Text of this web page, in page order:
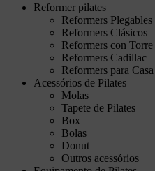
Reformer pilates
Reformers Plegables
Reformers Clásicos
Reformers con Torre
Reformers Cadillac
Reformers para Casa
Acessórios de Pilates
Molas
Tapete de Pilates
Box
Bolas
Donut
Outros acessórios